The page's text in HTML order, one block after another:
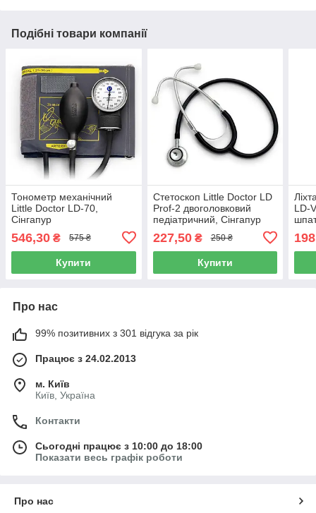
Подібні товари компанії
Тонометр механічний
Little Doctor LD-70,
Сінгапур
546,30 ₴ 575 ₴
Купити
Стетоскоп Little Doctor LD
Prof-2 двоголовковий
педіатричний, Сінгапур
227,50₴ 250 ₴
Купити
LD-
198
Про нас
99% позитивних з 301 відгука за рік
Працює з 24.02.2013
м. Київ
Київ, Україна
Контакти
Сьогодні працює з 10:00 до 18:00
Показати весь графік роботи
Про нас